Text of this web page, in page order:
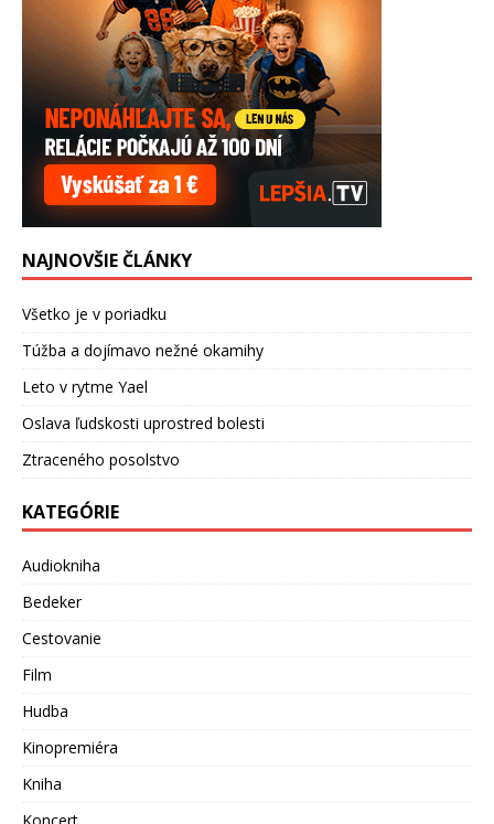
NAJNOVŠIE ČLÁNKY
Všetko je v poriadku
Túžba a dojímavo nežné okamihy
Leto v rytme Yael
Oslava ľudskosti uprostred bolesti
Ztraceného posolstvo
KATEGÓRIE
Audiokniha
Bedeker
Cestovanie
Film
Hudba
Kinopremiéra
Kniha
Koncert